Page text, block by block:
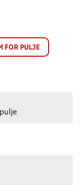
FOR PULJE